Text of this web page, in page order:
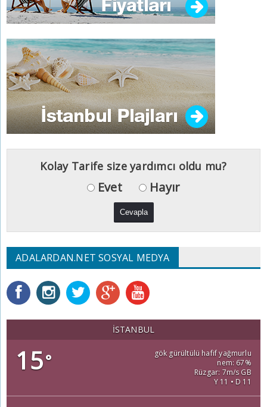
Kolay Tarife size yardımcı oldu mu?
Evet Hayır
ADALARDAN.NET SOSYAL MEDYA
İSTANBUL
15°
gök gürültülü hafif yağmurlu
nem: 67%
Rüzgar: 7m/s GB
Y 11 • D 11